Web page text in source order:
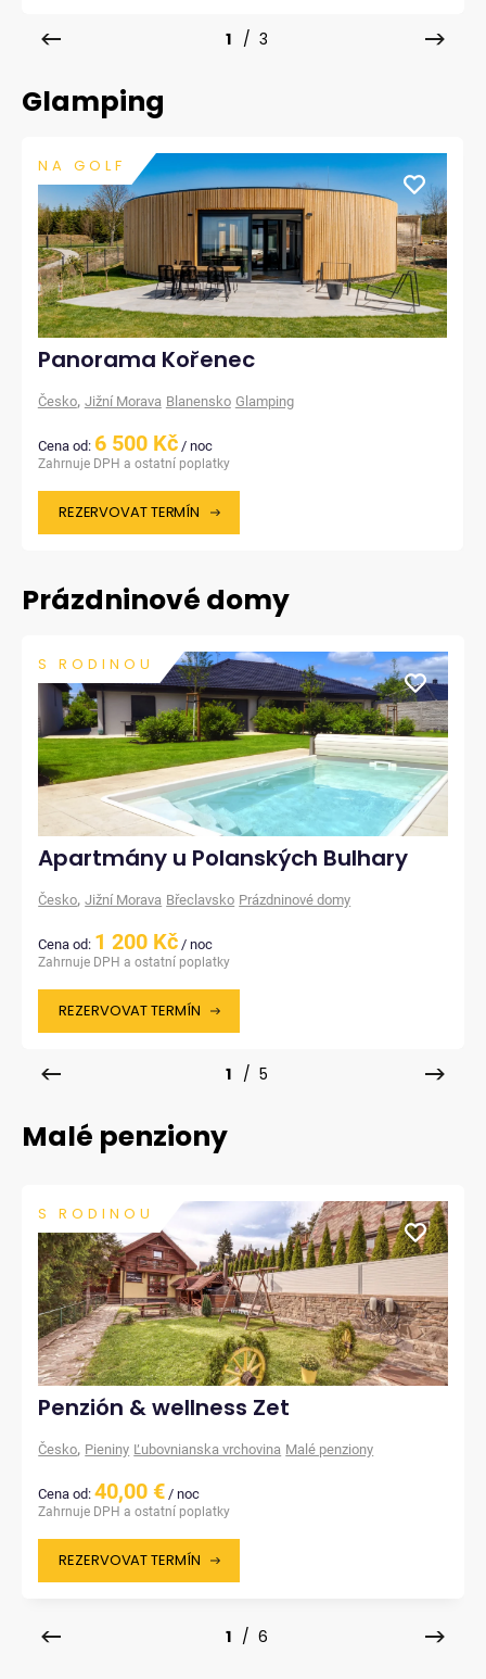
1 / 3
Glamping
NA GOLF
Panorama Kořenec
Česko, Jižní Morava Blanensko Glamping
Cena od: 6 500 Kč/ noc
Zahrnuje DPH a ostatní poplatky
REZERVOVAT TERMÍN
Prázdninové domy
S RODINOU
Apartmány u Polanských Bulhary
Česko,Jižní Morava Břeclavsko Prázdninové domy
Cena od: 1 200 Kč / noc
Zahrnuje DPH a ostatní poplatky
REZERVOVAT TERMÍN
1 / 5
Malé penziony
S RODINOU
Penzión & wellness Zet
Česko, Pieniny Ľubovnianska vrchovina Malé penziony
Cena od:40,00 € / noc
Zahrnuje DPH a ostatní poplatky
REZERVOVAT TERMÍN
1 / 6